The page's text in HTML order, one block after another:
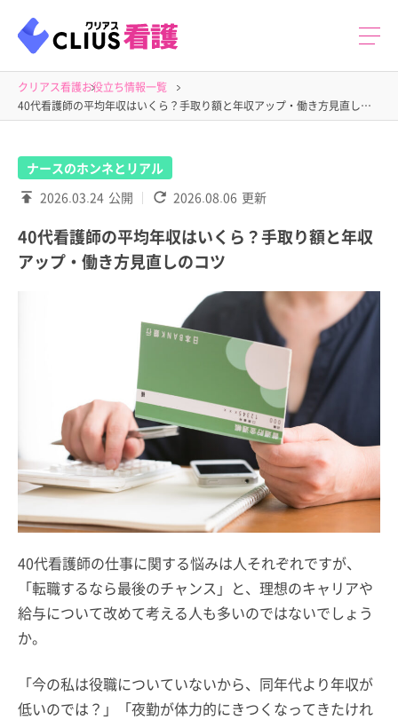
クリアス看護お役立ち情報一覧
40代看護師の平均年収はいくら？手取り額と年収アップ・働き方見直しのコツ
ナースのホンネとリアル
2026.03.24 公開 2026.08.06 更新
40代看護師の平均年収はいくら？手取り額と年収
アップ・働き方見直しのコツ
40代看護師の仕事に関する悩みは人それぞれですが、
「転職するなら最後のチャンス」と、理想のキャリアや
給与について改めて考える人も多いのではないでしょう
か。
「今の私は役職についていないから、同年代より年収が
低いのでは？」「夜勤が体力的にきつくなってきたけれ